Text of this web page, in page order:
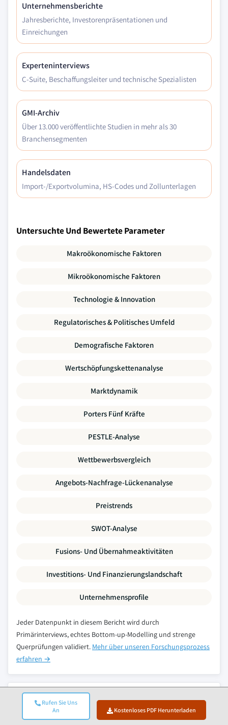
Rufen Sie Uns
An
Kostenloses PDF Herunterladen
Unternehmensberichte
Jahresberichte, Investorenpräsentationen und
Einreichungen
Experteninterviews
C-Suite, Beschaffungsleiter und technische Spezialisten
GMI-Archiv
Über 13.000 veröffentlichte Studien in mehr als 30
Branchensegmenten
Handelsdaten
Import-/Exportvolumina, HS-Codes und Zollunterlagen
Untersuchte Und Bewertete Parameter
Makroökonomische Faktoren
Mikroökonomische Faktoren
Technologie & Innovation
Regulatorisches & Politisches Umfeld
Demografische Faktoren
Wertschöpfungskettenanalyse
Marktdynamik
Porters Fünf Kräfte
PESTLE-Analyse
Wettbewerbsvergleich
Angebots-Nachfrage-Lückenanalyse
Preistrends
SWOT-Analyse
Fusions- Und Übernahmeaktivitäten
Investitions- Und Finanzierungslandschaft
Unternehmensprofile
Jeder Datenpunkt in diesem Bericht wird durch
Primärinterviews, echtes Bottom-up-Modelling und strenge
Querprüfungen validiert. Mehr über unseren Forschungsprozess
erfahren →
Verwandte Berichte